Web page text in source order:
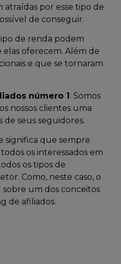
por esse tipo de
de conseguir.
de renda podem
oferecem. Além de
e que se tornaram
número 1. Somos
nossos clientes uma
de seus seguidores.
significa que sempre
os interessados em
os tipos de
Como, neste caso, o
sobre um dos conceitos
de afiliados.